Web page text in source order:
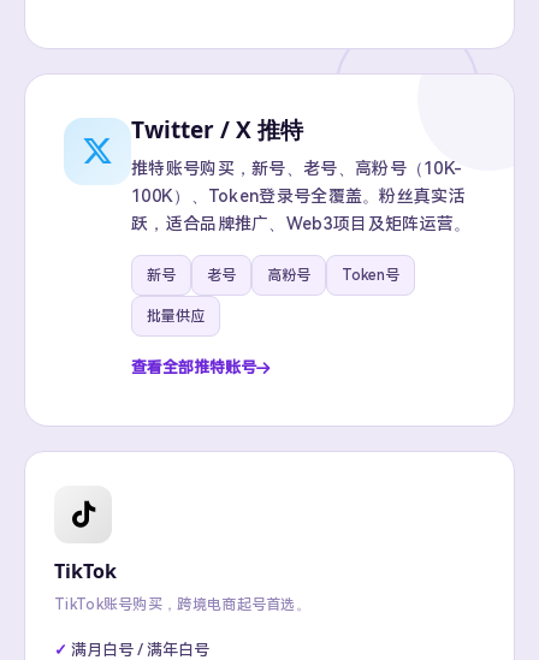
Twitter / X 推特
推特账号购买，新号、老号、高粉号（10K-
100K）、Token登录号全覆盖。粉丝真实活
跃，适合品牌推广、Web3项目及矩阵运营。
新号 老号 高粉号 Token号
批量供应
查看全部推特账号
TikTok
TikTok账号购买，跨境电商起号首选。
满月白号 / 满年白号